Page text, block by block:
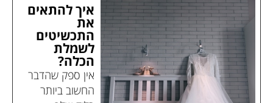
איך להתאים
את
התכשיטים
לשמלת
הכלה?
אין ספק שהדבר
החשוב ביותר